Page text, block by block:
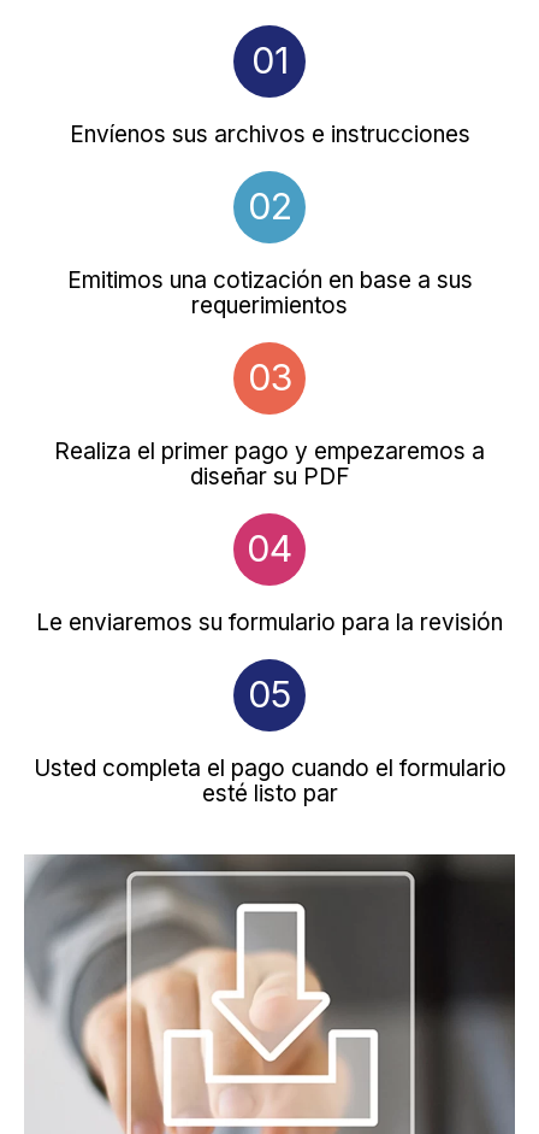
01
Envíenos sus archivos e instrucciones
02
Emitimos una cotización en base a sus
requerimientos
03
Realiza el primer pago y empezaremos a
diseñar su PDF
04
Le enviaremos su formulario para la revisión
05
Usted completa el pago cuando el formulario
esté listo par